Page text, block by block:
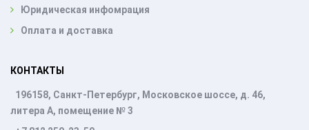
Юридическая инфомрация
Оплата и доставка
КОНТАКТЫ
196158, Санкт-Петербург, Московское шоссе, д. 46,
литера А, помещение № 3